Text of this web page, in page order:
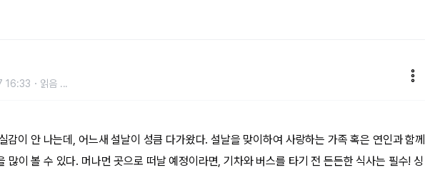
16:33 읽음 ...
이 안 나는데, 어느새 설날이 성큼 다가왔다. 설날을 맞이하여 사랑하는 가족 혹은 연인과 함께
많이 볼 수 있다. 머나먼 곳으로 떠날 예정이라면, 기차와 버스를 타기 전 든든한 식사는 필수! 싱